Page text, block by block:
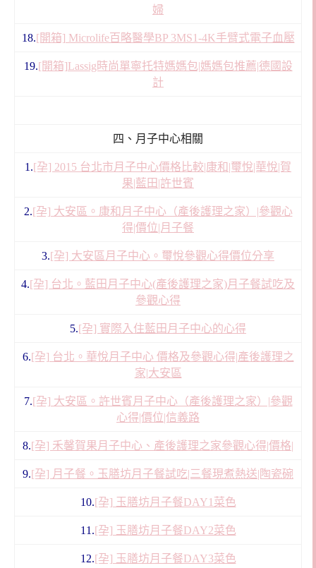
婦
18.[開箱] Microlife百略醫學BP 3MS1-4K手臂式電子血壓
19.[開箱]Lassig時尚單寧托特媽媽包|媽媽包推薦|德國設
計
四、月子中心相關
1.[孕] 2015 台北市月子中心價格比較|康和|璽悅|華悅|賀
果|藍田|許世賓
2.[孕] 大安區。康和月子中心（產後護理之家）|參觀心
得|價位|月子餐
3.[孕] 大安區月子中心。璽悅參觀心得價位分享
4.[孕] 台北。藍田月子中心(產後護理之家)月子餐試吃及
參觀心得
5.[孕] 實際入住藍田月子中心的心得
6.[孕] 台北。華悅月子中心 價格及參觀心得|產後護理之
家|大安區
7.[孕] 大安區。許世賓月子中心（產後護理之家）|參觀
心得|價位|信義路
8.[孕] 禾馨賀果月子中心、產後護理之家參觀心得|價格|
9.[孕] 月子餐。玉膳坊月子餐試吃|三餐現煮熱送|陶瓷碗
10.[孕] 玉膳坊月子餐DAY1菜色
11.[孕] 玉膳坊月子餐DAY2菜色
12.[孕] 玉膳坊月子餐DAY3菜色